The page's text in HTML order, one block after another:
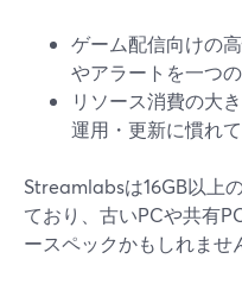
ゲーム配信向けの
やアラートを一つ
リソース消費の大
運用・更新に慣れて
Streamlabsは16GB以上
ており、古いPCや共有
ースペックかもしれませ